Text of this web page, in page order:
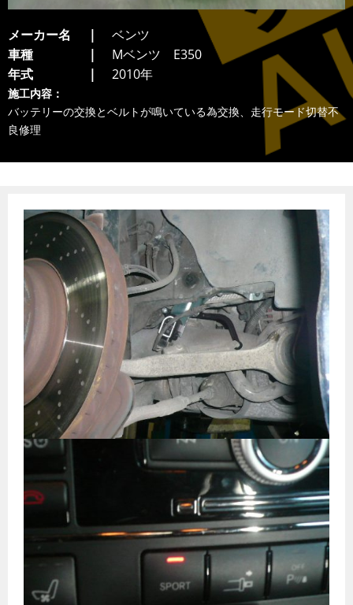
メーカー名
ベンツ
車種
Mベンツ E350
年式
2010年
施工内容：
バッテリーの交換とベルトが鳴いている為交換、走行モード切替不
良修理